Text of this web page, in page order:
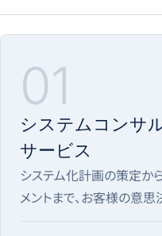
01
システムコンサ
サービス
システム化計画の策定か
メントまで、お客様の意